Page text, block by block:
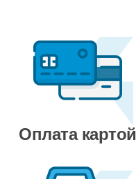
Оплата картой